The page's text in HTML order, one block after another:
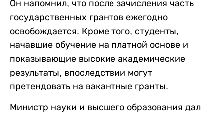
Он напомнил, что после зачисления часть
государственных грантов ежегодно
освобождается. Кроме того, студенты,
начавшие обучение на платной основе и
показывающие высокие академические
результаты, впоследствии могут
претендовать на вакантные гранты.
Министр науки и высшего образования дал